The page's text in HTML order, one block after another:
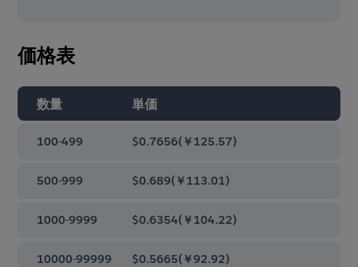
価格表
数量 単価
100-499 $0.7656(￥125.57)
500-999 $0.689(￥113.01)
1000-9999 $0.6354(￥104.22)
10000-99999 $0.5665(￥92.92)